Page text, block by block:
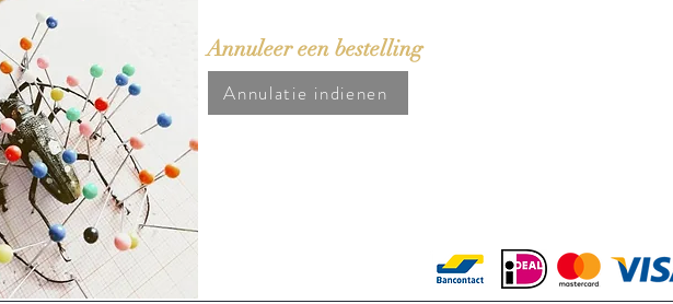
Annuleer een bestelling
Annulatie indienen